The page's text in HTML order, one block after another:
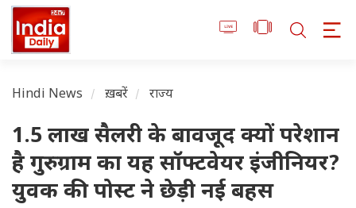
Hindi News ख़बरें राज्य
1.5 लाख सैलरी के बावजूद क्यों परेशान
है गुरुग्राम का यह सॉफ्टवेयर इंजीनियर?
युवक की पोस्ट ने छेड़ी नई बहस